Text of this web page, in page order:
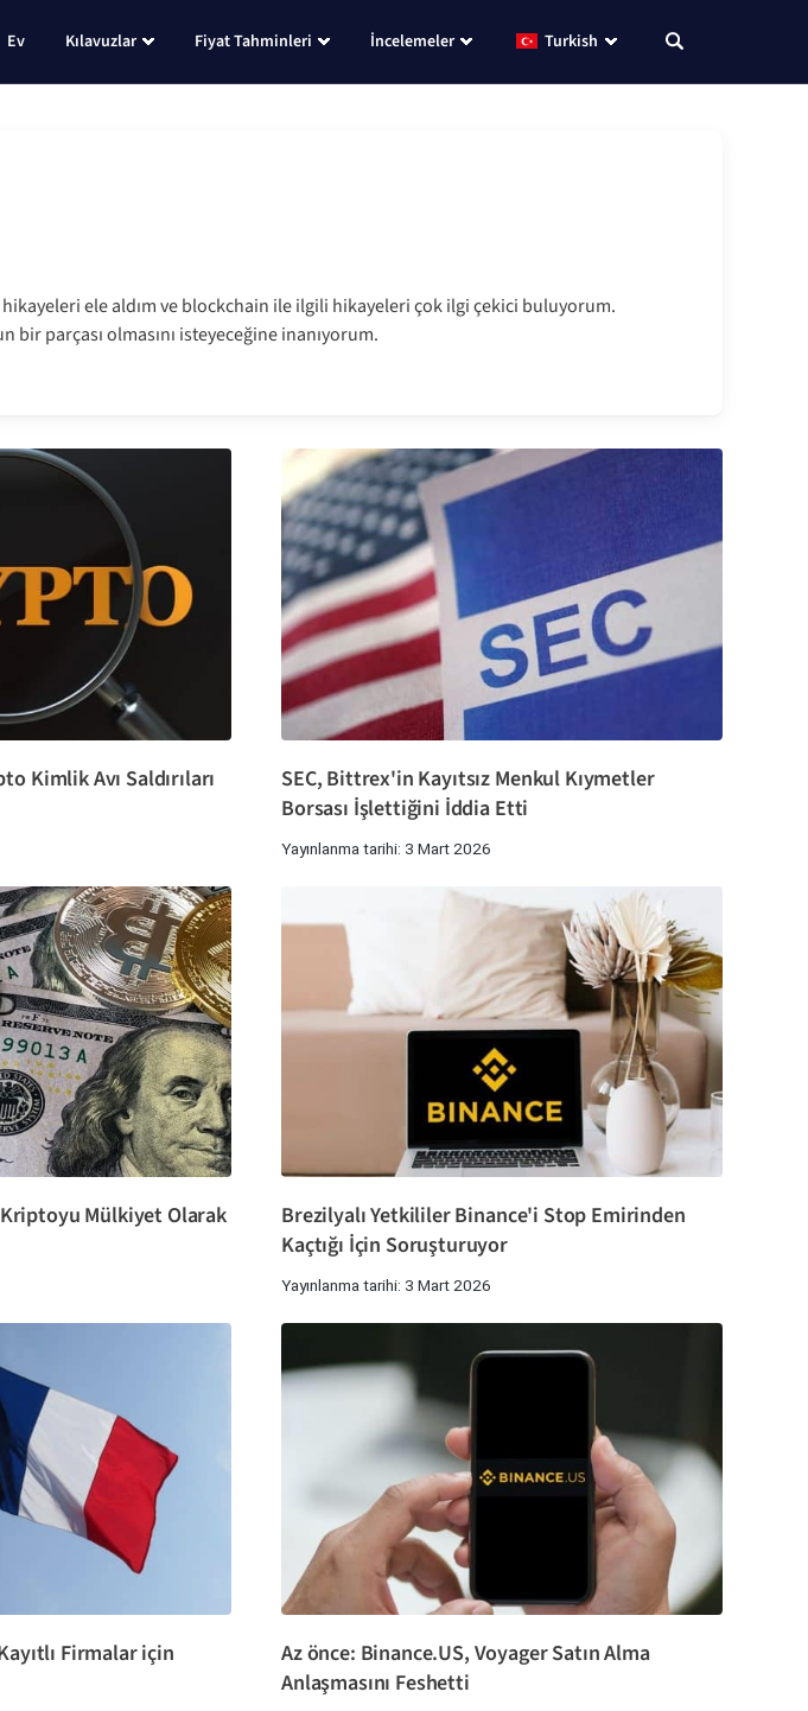
Ev Kılavuzlar Fiyat Tahminleri İncelemeler Turkish
ele aldım ve blockchain ile ilgili hikayeleri çok ilgi çekici buluyorum.
parçası olmasını isteyeceğine inanıyorum.
Kimlik Avı Saldırıları
SEC, Bittrex'in Kayıtsız Menkul Kıymetler
Borsası İşlettiğini İddia Etti
Yayınlanma tarihi: 3 Mart 2026
Mülkiyet Olarak
Brezilyalı Yetkililer Binance'i Stop Emirinden
Kaçtığı İçin Soruşturuyor
Yayınlanma tarihi: 3 Mart 2026
Firmalar için
Az önce: Binance.US, Voyager Satın Alma
Anlaşmasını Feshetti